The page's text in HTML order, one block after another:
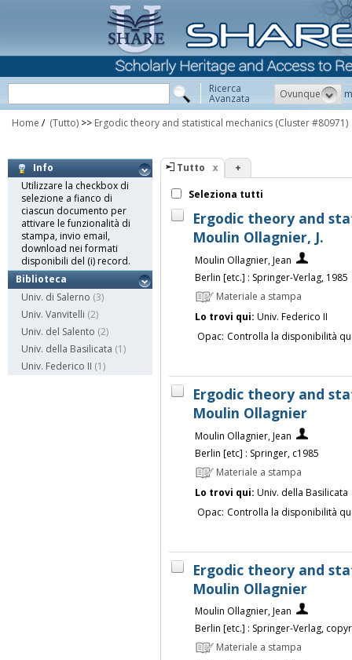
Ricerca
Avanzata Ovunque
Home / (Tutto) >> Ergodic theory and statistical mechanics (Cluster #80971)
Info
Utilizzare la checkbox di
selezione a fianco di
ciascun documento per
attivare le funzionalità di
stampa, invio email,
download nei formati
disponibili del (i) record.
Biblioteca
Univ. di Salerno (3)
Univ. Vanvitelli (2)
Univ. del Salento (2)
Univ. della Basilicata (1)
Univ. Federico II (1)
Tutto +
Seleziona tutti
Ergodic theory and
Moulin Ollagnier, J.
Moulin Ollagnier, Jean
Berlin [etc.] : Springer-Verlag, 1985
Materiale a stampa
Lo trovi qui: Univ. Federico II
Opac: Controlla la disponibilità
Ergodic theory and
Moulin Ollagnier
Moulin Ollagnier, Jean
Berlin [etc] : Springer, c1985
Materiale a stampa
Lo trovi qui: Univ. della Basilicata
Opac: Controlla la disponibilità
Ergodic theory and
Moulin Ollagnier
Moulin Ollagnier, Jean
Berlin [etc.] : Springer-Verlag,
Materiale a stampa